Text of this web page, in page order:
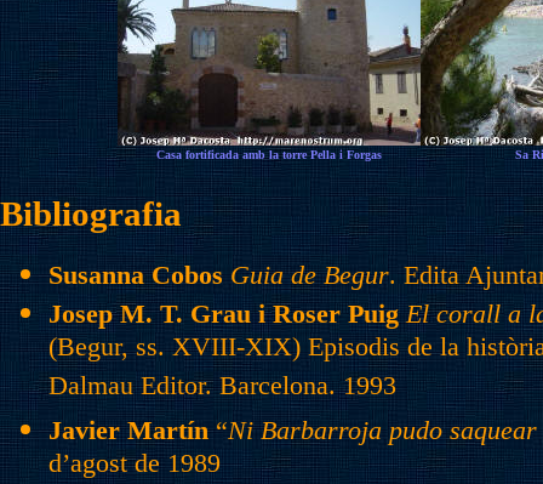
Casa fortificada amb la torre Pella i Forgas Sa
Bibliografia
Susanna Cobos Guia de Begur. Edita
Josep M. T. Grau i Roser PuigEl corall a
(Begur, ss. XVIII-XIX) Episodis de la
Dalmau Editor. Barcelona. 1993
Javier Martín“Ni Barbarroja pudo saquear
d’agost de 1989